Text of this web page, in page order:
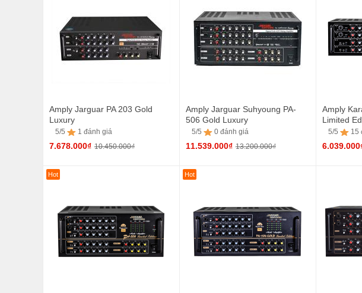
Amply Jarguar PA 203 Gold
Luxury
5/5 1 đánh giá
7.678.000₫ 10.450.000₫
5/5
Amply Jarguar Suhyoung PA-
506 Gold Luxury
5/5 0 đánh giá
11.539.000₫ 13.200.000₫
5/5
Amply
Limited
5/5 15
Hot Hot